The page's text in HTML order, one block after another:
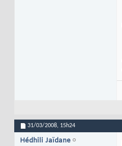
31/03/2008, 15h24
Hédhili Jaïdane